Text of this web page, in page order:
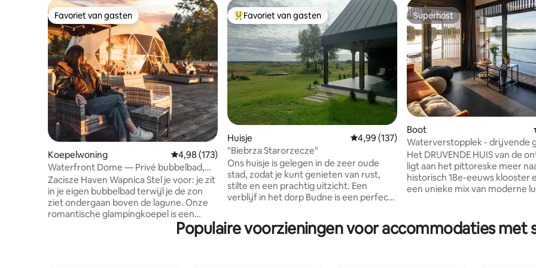
Favoriet van gasten
Favoriet van gasten
Koepelwoning Gemiddelde beoordeling van 4,98 op 5, 173 recensies
4,98 (173)
Waterfront Dome — Privé bubbelbad,
sauna, zonsondergang
Zacisze Haven Wapnica Stel je voor: je zit
in je eigen bubbelbad terwijl je de zon
ziet ondergaan boven de lagune. Onze
romantische glampingkoepel is een
romantische plek in de natuur met een
prachtig uitzicht op het water. Je kunt
Topfavoriet van gasten
Favoriet van gasten
Huisje Gemiddelde beoordeling van 4,99 op 5, 137
4,99 (137)
"Biebrza Starorzecze"
Ons huisje is gelegen in de zeer oude
stad, zodat je kunt genieten van rust,
stilte en een prachtig uitzicht. Een
verblijf in het dorp Budne is een perfecte
Het huisje is gelegen in het centrum van
Biabrzański National Park, waar je heel
Superhost
Superhost
Boot
Waterverstopplek - drijvende
plek in Mazurië nr. 1
Het DRIJVENDE HUIS van de
ligt aan het pittoreske meer
historisch 18e-eeuws klooster
een unieke mix van moderne
meer en het klooster, naadloos
integratie van de natuur met
Populaire voorzieningen voor accommodaties met